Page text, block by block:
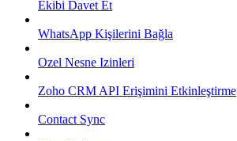
Ekibi Davet Et
WhatsApp Kişilerini Bağla
Ozel Nesne Izinleri
Zoho CRM API Erişimini Etkinleştirme
Contact Sync